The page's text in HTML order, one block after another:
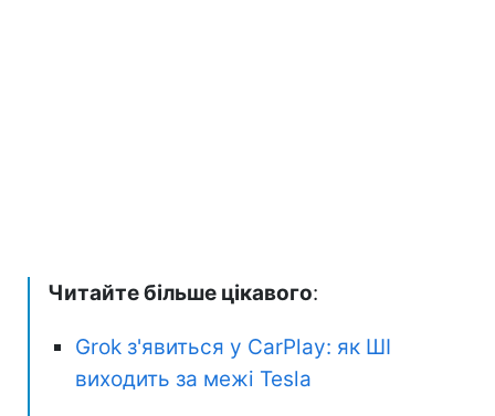
Читайте більше цікавого:
Grok з'явиться у CarPlay: як ШІ
виходить за межі Tesla